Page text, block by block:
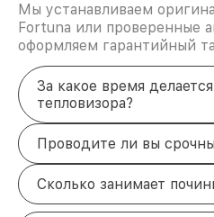
Мы устанавливаем
Fortuna или проверенные
оформляем гарантийный
За какое время
тепловизора?
Проводите ли вы
Сколько занимает